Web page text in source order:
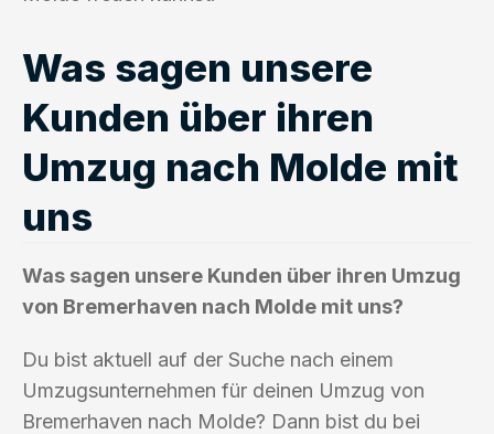
Was sagen unsere
Kunden über ihren
Umzug nach Molde mit
uns
Was sagen unsere Kunden über ihren Umzug
von Bremerhaven nach Molde mit uns?
Du bist aktuell auf der Suche nach einem
Umzugsunternehmen für deinen Umzug von
Bremerhaven nach Molde? Dann bist du bei